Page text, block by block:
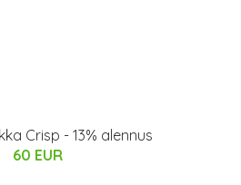
Crisp - 13% alennus
60 EUR